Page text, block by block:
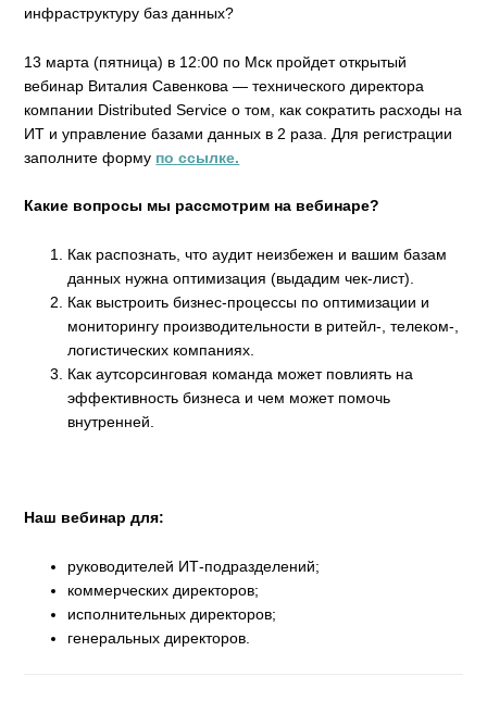
инфраструктуру баз данных?
13 марта (пятница) в 12:00 по Мск пройдет открытый
вебинар Виталия Савенкова — технического директора
компании Distributed Service о том, как сократить расходы на
ИТ и управление базами данных в 2 раза. Для регистрации
заполните форму по ссылке.
Какие вопросы мы рассмотрим на вебинаре?
Как распознать, что аудит неизбежен и вашим базам
данных нужна оптимизация (выдадим чек-лист).
Как выстроить бизнес-процессы по оптимизации и
мониторингу производительности в ритейл-, телеком-,
логистических компаниях.
Как аутсорсинговая команда может повлиять на
эффективность бизнеса и чем может помочь
внутренней.
Наш вебинар для:
руководителей ИТ-подразделений;
коммерческих директоров;
исполнительных директоров;
генеральных директоров.